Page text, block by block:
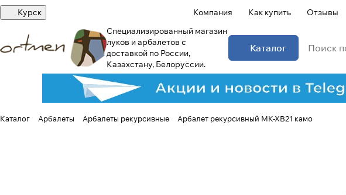
Курск Компания Как купить Отзывы
Специализированный магазин
луков и арбалетов с
доставкой по России,
Казахстану, Белоруссии.
Каталог
Каталог Арбалеты Арбалеты рекурсивные Арбалет рекурсивный MK-XB21 камо